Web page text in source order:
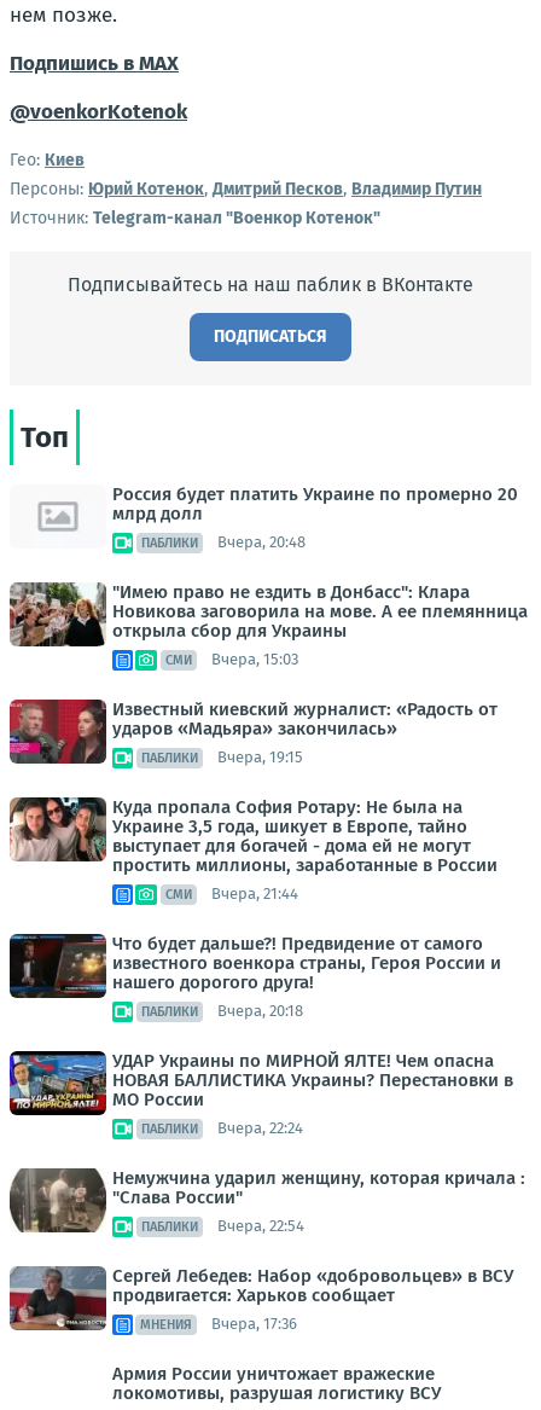
нем позже.
Подпишись в MAX
@voenkorKotenok
Гео: Киев
Персоны: Юрий Котенок,Дмитрий Песков, Владимир Путин
Источник: Telegram-канал "Военкор Котенок"
Подписывайтесь на наш паблик в ВКонтакте
ПОДПИСАТЬСЯ
Топ
Россия будет платить Украине по промерно 20
млрд долл
ПАБЛИКИ Вчера, 20:48
"Имею право не ездить в Донбасс": Клара
Новикова заговорила на мове. А ее племянница
открыла сбор для Украины
СМИ Вчера, 15:03
Известный киевский журналист: «Радость от
ударов «Мадьяра» закончилась»
ПАБЛИКИ Вчера, 19:15
Куда пропала София Ротару: Не была на
Украине 3,5 года, шикует в Европе, тайно
выступает для богачей - дома ей не могут
простить миллионы, заработанные в России
СМИ Вчера, 21:44
Что будет дальше?! Предвидение от самого
известного военкора страны, Героя России и
нашего дорогого друга!
ПАБЛИКИ Вчера, 20:18
УДАР Украины по МИРНОЙ ЯЛТЕ! Чем опасна
НОВАЯ БАЛЛИСТИКА Украины? Перестановки в
МО России
ПАБЛИКИ Вчера, 22:24
Немужчина ударил женщину, которая кричала :
"Слава России"
ПАБЛИКИ Вчера, 22:54
Сергей Лебедев: Набор «добровольцев» в ВСУ
продвигается: Харьков сообщает
МНЕНИЯ Вчера, 17:36
Армия России уничтожает вражеские
локомотивы, разрушая логистику ВСУ